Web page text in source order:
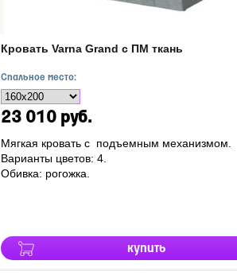
Кровать Varna Grand с ПМ ткань
Спальное место:
23 010 руб.
купить
Мягкая кровать с подъемным механизмом.
Варианты цветов: 4.
Обивка: рогожка.